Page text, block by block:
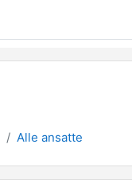
Alle ansatte